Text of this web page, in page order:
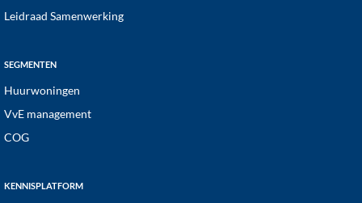
Leidraad Samenwerking
SEGMENTEN
Huurwoningen
VvE management
COG
KENNISPLATFORM